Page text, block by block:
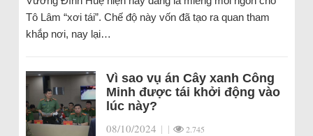
Tô Lâm “xơi tái”. Chế độ này vốn đã tạo ra quan tham
khắp nơi, nay lại…
Vì sao vụ án Cây xanh Công
Minh được tái khởi động vào
lúc này?
08/10/2024 | | 2.745